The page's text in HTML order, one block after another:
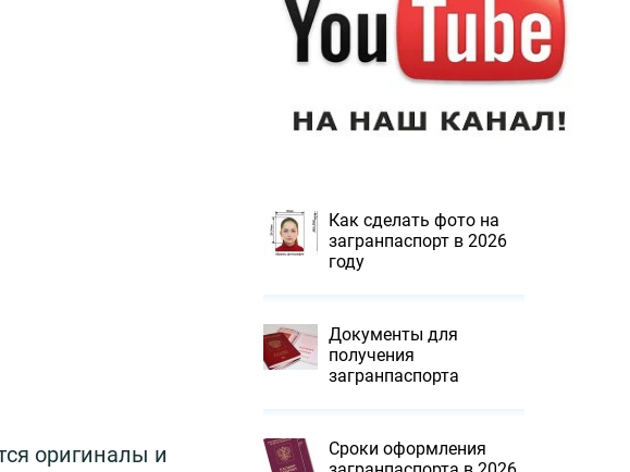
оригиналы и
Как сделать фото на
загранпаспорт в 2026
году
Документы для
получения
загранпаспорта
Сроки оформления